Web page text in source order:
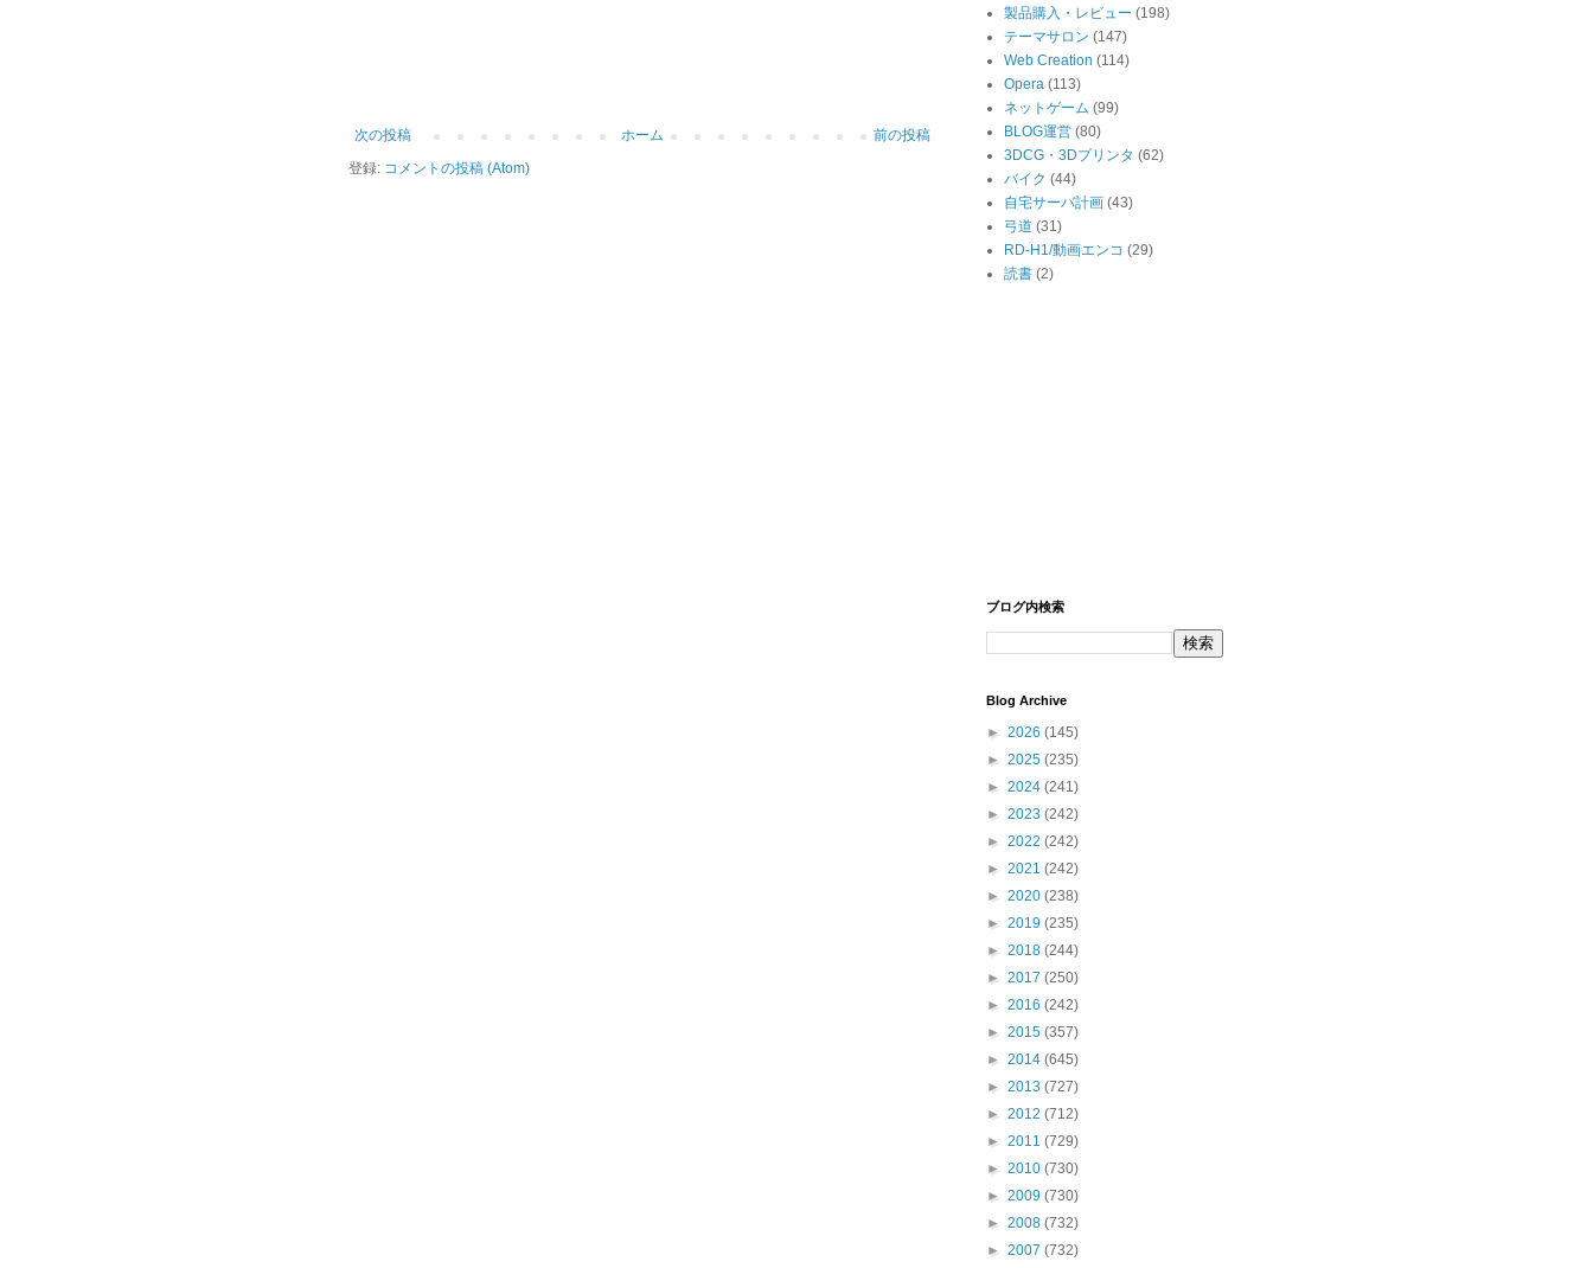
次の投稿 前の投稿
ホーム
登録: コメントの投稿 (Atom)
製品購入・レビュー (198)
テーマサロン (147)
Web Creation (114)
Opera (113)
ネットゲーム (99)
BLOG運営 (80)
3DCG・3Dプリンタ (62)
バイク (44)
自宅サーバ計画 (43)
弓道 (31)
RD-H1/動画エンコ (29)
読書 (2)
ブログ内検索
Blog Archive
► 2026 (145)
► 2025 (235)
► 2024 (241)
► 2023 (242)
► 2022 (242)
► 2021 (242)
► 2020 (238)
► 2019 (235)
► 2018 (244)
► 2017 (250)
► 2016 (242)
► 2015 (357)
► 2014 (645)
► 2013 (727)
► 2012 (712)
► 2011 (729)
► 2010 (730)
► 2009 (730)
► 2008 (732)
► 2007 (732)